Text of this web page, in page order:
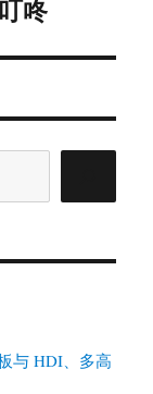
咚
与 HDI、多高